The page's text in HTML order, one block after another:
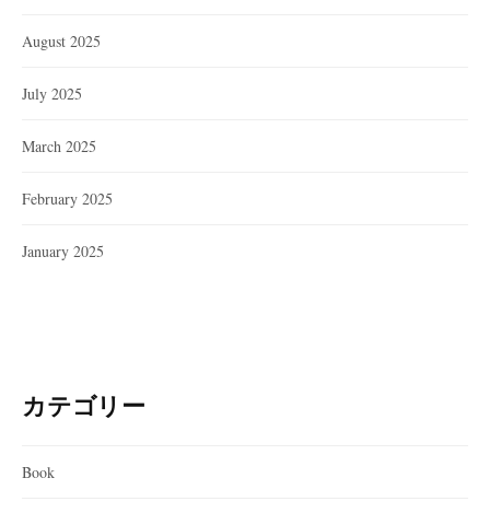
August 2025
July 2025
March 2025
February 2025
January 2025
カテゴリー
Book